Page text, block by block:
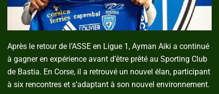
Après le retour de l’ASSE en Ligue 1, Ayman Aiki a continué
à gagner en expérience avant d’être prêté au Sporting Club
de Bastia. En Corse, il a retrouvé un nouvel élan, participant
à six rencontres et s’adaptant à son nouvel environnement.